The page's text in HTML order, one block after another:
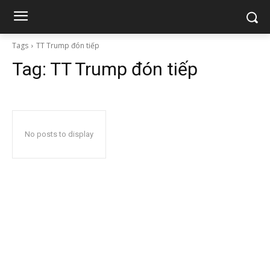
Tags TT Trump đón tiếp
Tag: TT Trump đón tiếp
No posts to display